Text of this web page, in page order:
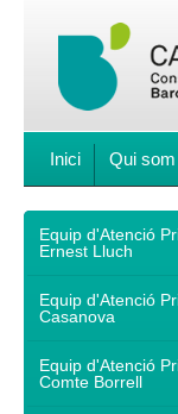
Inici Qui som
Equip d'Atenció
Ernest Lluch
Equip d'Atenció
Casanova
Equip d'Atenció
Comte Borrell